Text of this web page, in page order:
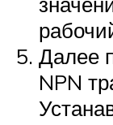
Далее
NPN